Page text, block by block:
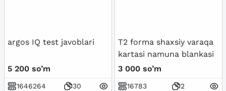
argos IQ test javoblari
5 200 so’m
1646264 30
T2 forma shaxsiy varaqa
kartasi namuna blankasi
3 000 so’m
16783 2